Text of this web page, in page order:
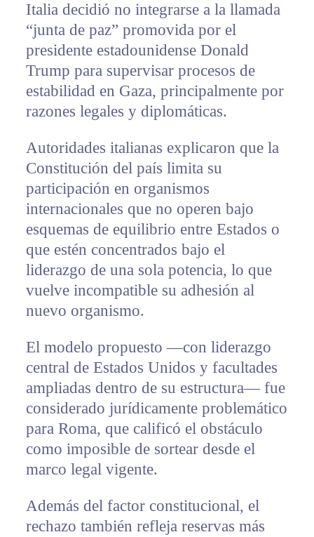
Italia decidió no integrarse a la llamada
“junta de paz” promovida por el
presidente estadounidense Donald
Trump para supervisar procesos de
estabilidad en Gaza, principalmente por
razones legales y diplomáticas.
Autoridades italianas explicaron que la
Constitución del país limita su
participación en organismos
internacionales que no operen bajo
esquemas de equilibrio entre Estados o
que estén concentrados bajo el
liderazgo de una sola potencia, lo que
vuelve incompatible su adhesión al
nuevo organismo.
El modelo propuesto —con liderazgo
central de Estados Unidos y facultades
ampliadas dentro de su estructura— fue
considerado jurídicamente problemático
para Roma, que calificó el obstáculo
como imposible de sortear desde el
marco legal vigente.
Además del factor constitucional, el
rechazo también refleja reservas más